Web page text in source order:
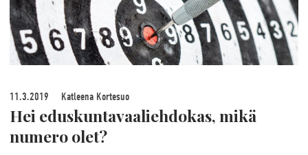
11.3.2019 Katleena Kortesuo
Hei eduskuntavaaliehdokas, mikä
numero olet?